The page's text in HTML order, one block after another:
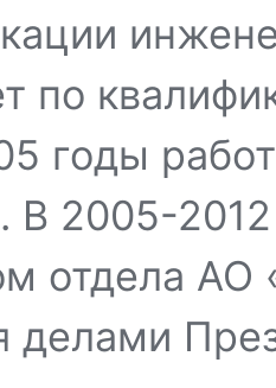
по
годы
В 2005-
отдела АО
делами